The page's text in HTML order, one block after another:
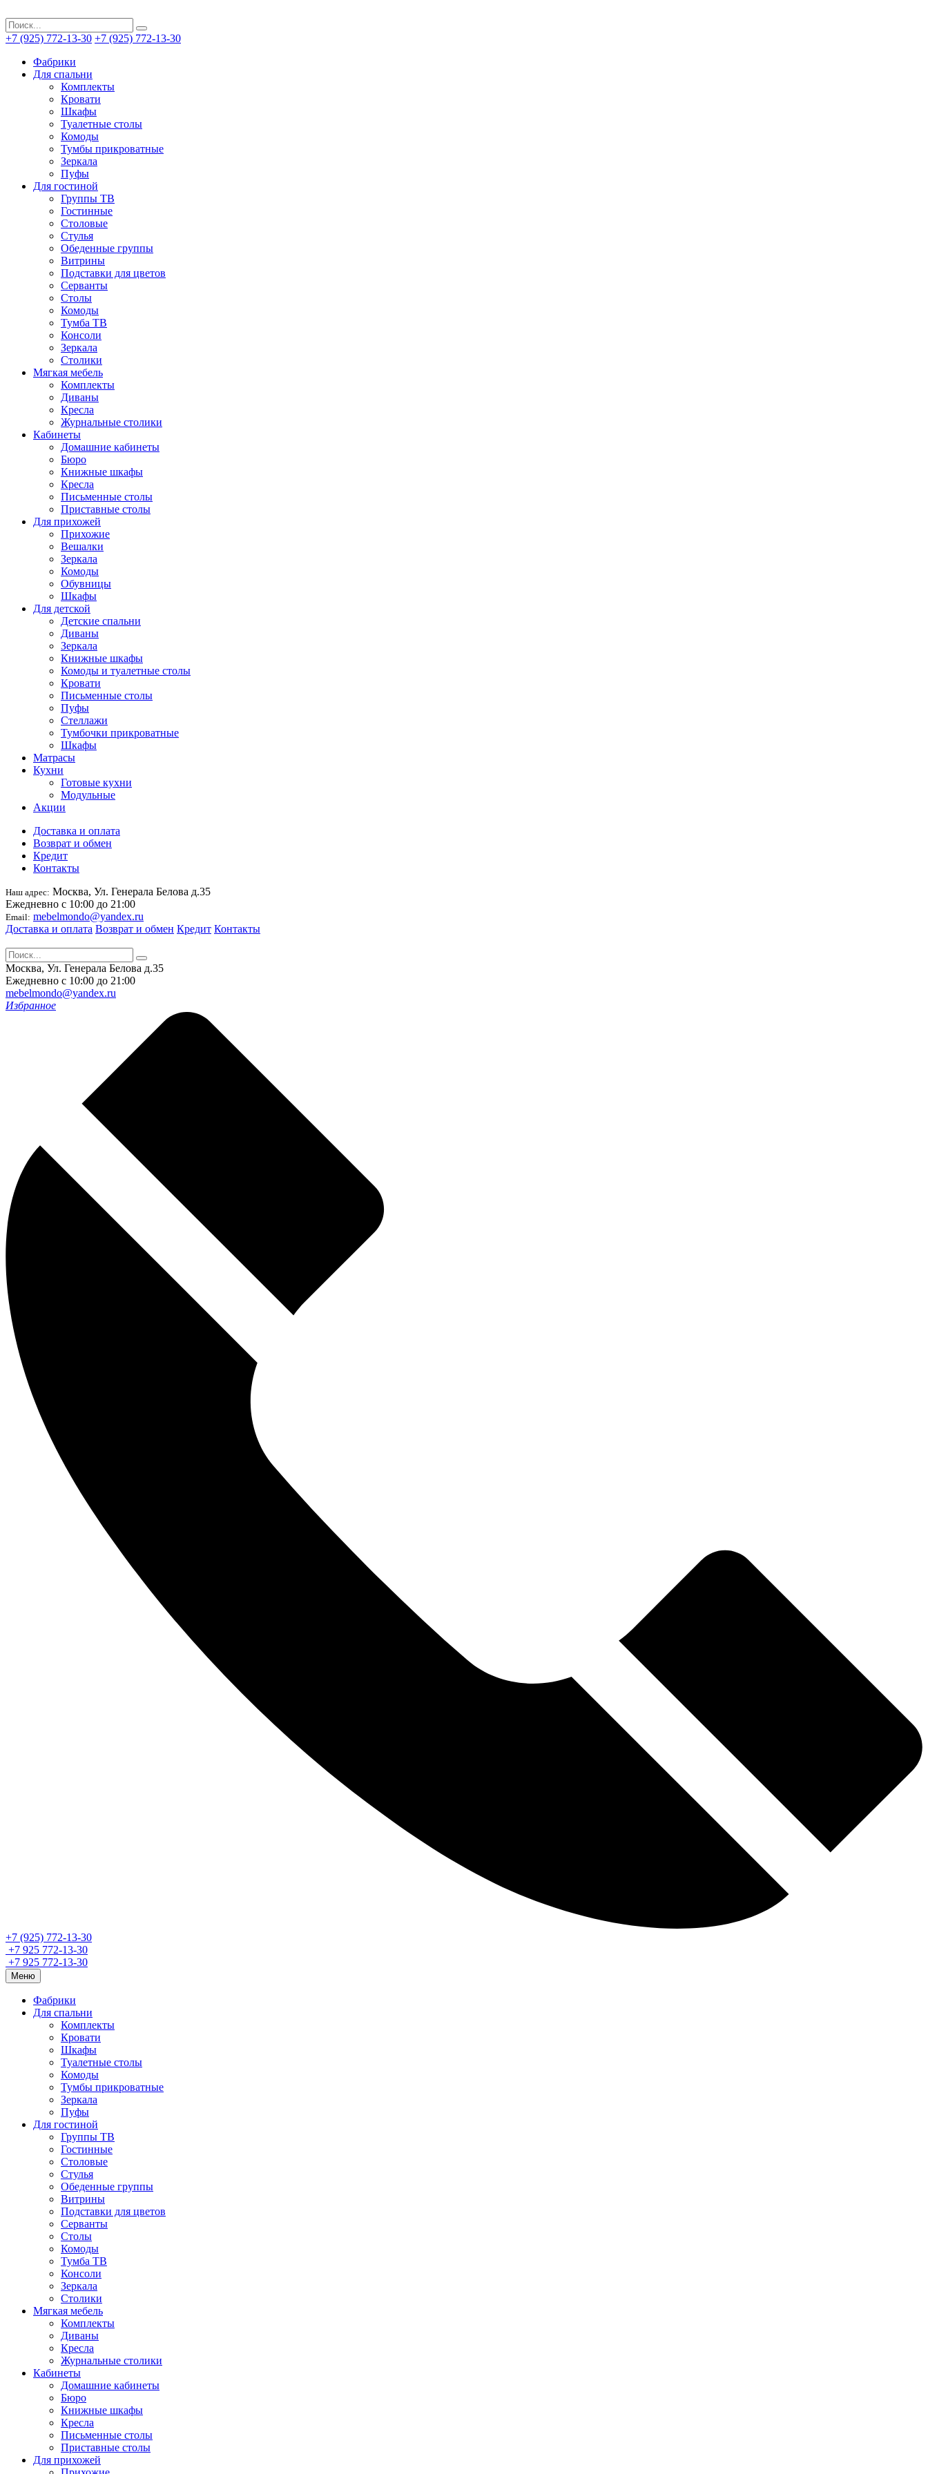
+7 (925) 772-13-30 +7 (925) 772-13-30
Фабрики
Для спальни
Комплекты
Кровати
Шкафы
Туалетные столы
Комоды
Тумбы прикроватные
Зеркала
Пуфы
Для гостиной
Группы ТВ
Гостинные
Столовые
Стулья
Обеденные группы
Витрины
Подставки для цветов
Серванты
Столы
Комоды
Тумба ТВ
Консоли
Зеркала
Столики
Мягкая мебель
Комплекты
Диваны
Кресла
Журнальные столики
Кабинеты
Домашние кабинеты
Бюро
Книжные шкафы
Кресла
Письменные столы
Приставные столы
Для прихожей
Прихожие
Вешалки
Зеркала
Комоды
Обувницы
Шкафы
Для детской
Детские спальни
Диваны
Зеркала
Книжные шкафы
Комоды и туалетные столы
Кровати
Письменные столы
Пуфы
Стеллажи
Тумбочки прикроватные
Шкафы
Матрасы
Кухни
Готовые кухни
Модульные
Акции
Доставка и оплата
Возврат и обмен
Кредит
Контакты
Наш адрес: Москва, Ул. Генерала Белова д.35
Ежедневно с 10:00 до 21:00
Email: mebelmondo@yandex.ru
Доставка и оплата Возврат и обмен Кредит Контакты
Москва, Ул. Генерала Белова д.35
Ежедневно с 10:00 до 21:00
mebelmondo@yandex.ru
Избранное
+7 (925) 772-13-30
+7 925 772-13-30
+7 925 772-13-30
Меню
Фабрики
Для спальни
Комплекты
Кровати
Шкафы
Туалетные столы
Комоды
Тумбы прикроватные
Зеркала
Пуфы
Для гостиной
Группы ТВ
Гостинные
Столовые
Стулья
Обеденные группы
Витрины
Подставки для цветов
Серванты
Столы
Комоды
Тумба ТВ
Консоли
Зеркала
Столики
Мягкая мебель
Комплекты
Диваны
Кресла
Журнальные столики
Кабинеты
Домашние кабинеты
Бюро
Книжные шкафы
Кресла
Письменные столы
Приставные столы
Для прихожей